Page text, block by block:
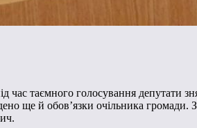
час таємного голосування депутати
ще й обов’язки очільника громади.